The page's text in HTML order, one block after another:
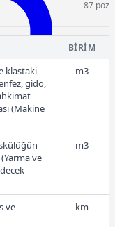
Ve
Toprak
Atılması
, Serilip
Olan
m3
ve
kadar
İşçiliği
m3
87 poz
BIRIM
klastaki
gido,
(Makine
m3
(Yarma ve
m3
ve
km